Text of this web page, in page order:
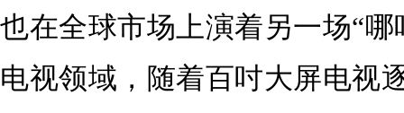
也在全球市场上演着另一场“
电视领域，随着百吋大屏电视